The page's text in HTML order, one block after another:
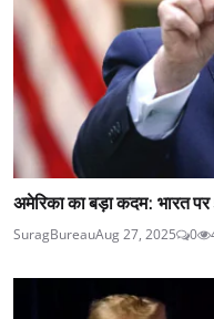
अमेरिका का बड़ा कदम: भारत
SuragBureauAug 27, 2025 0